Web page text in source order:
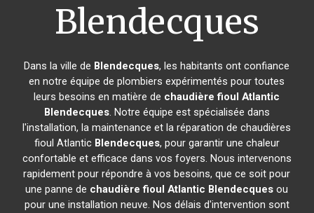
Blendecques
Dans la ville de Blendecques, les habitants ont confiance
en notre équipe de plombiers expérimentés pour toutes
leurs besoins en matière de chaudière fioul Atlantic
Blendecques. Notre équipe est spécialisée dans
l'installation, la maintenance et la réparation de chaudières
fioul Atlantic Blendecques, pour garantir une chaleur
confortable et efficace dans vos foyers. Nous intervenons
rapidement pour répondre à vos besoins, que ce soit pour
une panne de chaudière fioul Atlantic Blendecques ou
pour une installation neuve. Nos délais d'intervention sont